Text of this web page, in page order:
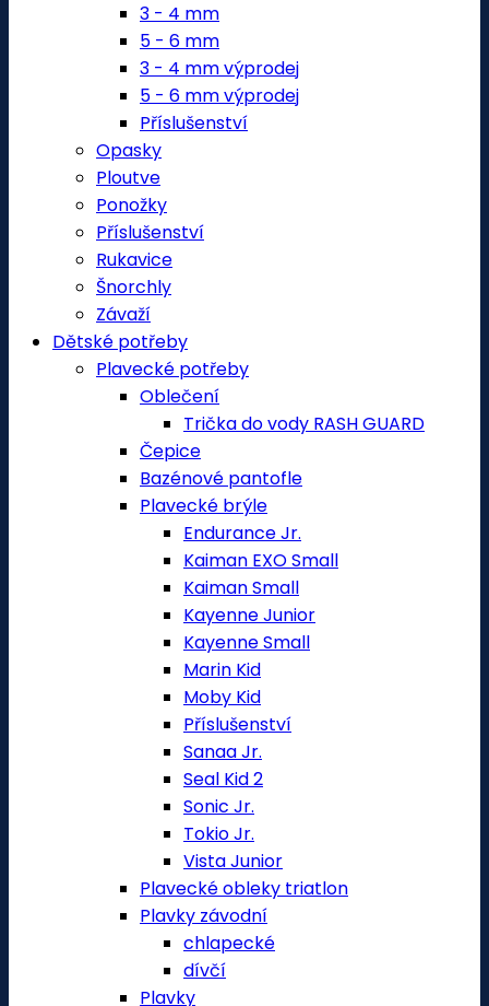
3 - 4 mm
5 - 6 mm
3 - 4 mm výprodej
5 - 6 mm výprodej
Příslušenství
Opasky
Ploutve
Ponožky
Příslušenství
Rukavice
Šnorchly
Závaží
Dětské potřeby
Plavecké potřeby
Oblečení
Trička do vody RASH GUARD
Čepice
Bazénové pantofle
Plavecké brýle
Endurance Jr.
Kaiman EXO Small
Kaiman Small
Kayenne Junior
Kayenne Small
Marin Kid
Moby Kid
Příslušenství
Sanaa Jr.
Seal Kid 2
Sonic Jr.
Tokio Jr.
Vista Junior
Plavecké obleky triatlon
Plavky závodní
chlapecké
dívčí
Plavky